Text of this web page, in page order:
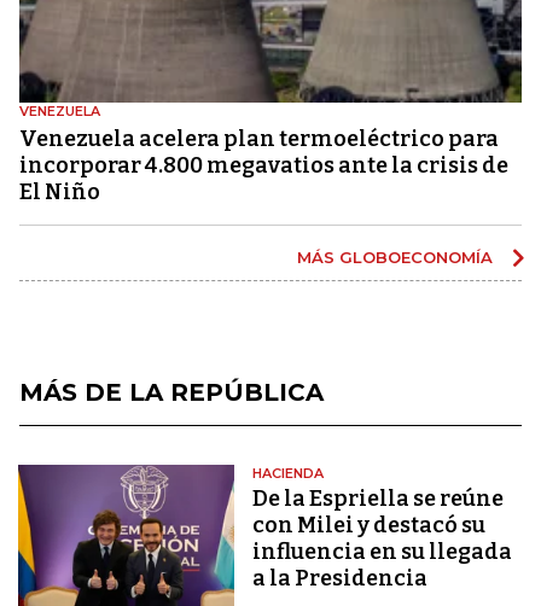
VENEZUELA
Venezuela acelera plan termoeléctrico para
incorporar 4.800 megavatios ante la crisis de
El Niño
MÁS GLOBOECONOMÍA
MÁS DE LA REPÚBLICA
HACIENDA
De la Espriella se reúne
con Milei y destacó su
influencia en su llegada
a la Presidencia